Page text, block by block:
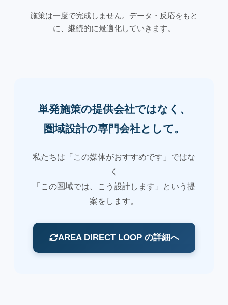
施策は一度で完成しません。データ・反応をもと
に、継続的に最適化していきます。
単発施策の提供会社ではなく、
圏域設計の専門会社として。
私たちは「この媒体がおすすめです」ではな
く
「この圏域では、こう設計します」という提
案をします。
AREA DIRECT LOOP の詳細へ